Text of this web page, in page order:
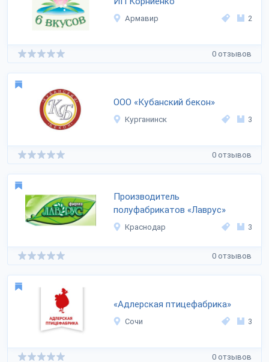
Армавир 2
0 отзывов
ООО «Кубанский бекон»
Курганинск 3
0 отзывов
Производитель
полуфабрикатов «Лаврус»
Краснодар 3
0 отзывов
«Адлерская птицефабрика»
Сочи 3
0 отзывов